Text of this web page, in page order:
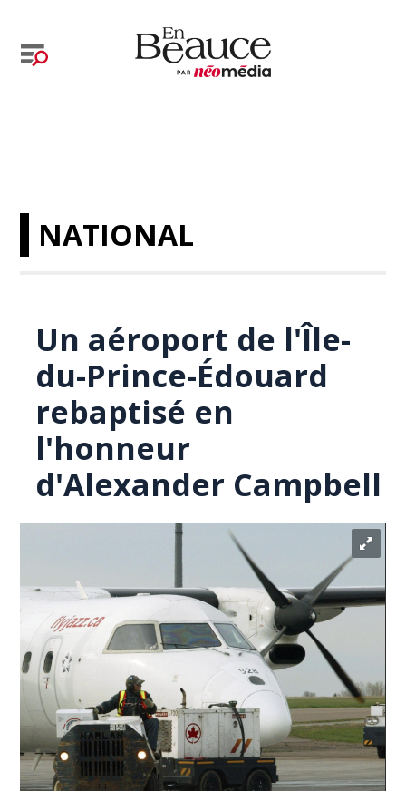
NATIONAL
Un aéroport de l'Île-
du-Prince-Édouard
rebaptisé en
l'honneur
d'Alexander Campbell